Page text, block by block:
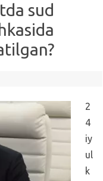
sud
2
4
iy
ul
k